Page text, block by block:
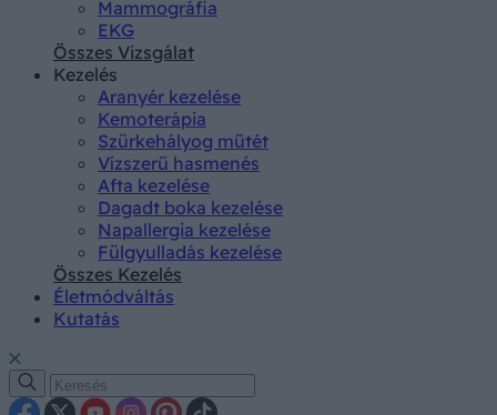
Mammográfia
EKG
Összes Vizsgálat
Kezelés
Aranyér kezelése
Kemoterápia
Szürkehályog műtét
Vízszerű hasmenés
Afta kezelése
Dagadt boka kezelése
Napallergia kezelése
Fülgyulladás kezelése
Összes Kezelés
Életmódváltás
Kutatás